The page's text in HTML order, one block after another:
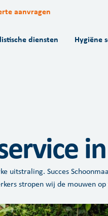
aanvragen
diensten Hygiëne
uitstraling. Succes
stropen wij de mouwen